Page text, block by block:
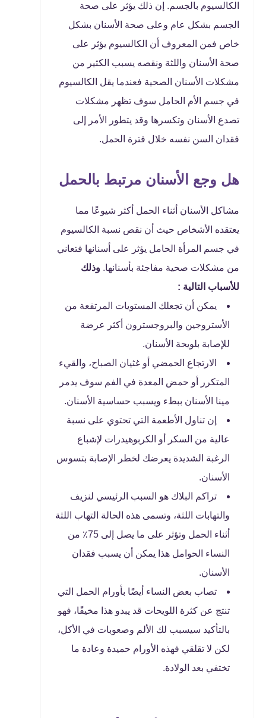
الكالسيوم بالجسم. إن ذلك يؤثر على صحة
الجسم بشكل عام وعلى صحة الأسنان بشكل
خاص فمن المعروف أن الكالسيوم يؤثر على
صحة الأسنان واللثة ونقصه يسبب الكثير من
مشكلات الأسنان الصحية فعندما يقل الكالسيوم
في جسم الأم الحامل سوف تظهر مشكلات
تصدع الأسنان وتكسرها وقد يتطور الأمر إلى
فقدان السن نفسه خلال فترة الحمل.
هل وجع الأسنان مرتبط بالحمل
مشاكل الأسنان أثناء الحمل أكثر شيوعًا مما
يعتقده الأشخاص حيث أن نقص نسبة الكالسيوم
في جسم المرأة الحامل يؤثر على أسنانها فتعاني
من مشكلات صحية مفاجئة بأسنانها. وذلك
للأسباب التالية :
يمكن أن تجعلك المستويات المرتفعة من
الأستروجين والبروجسترون أكثر عرضة
للإصابة بلويحة الأسنان.
الارتجاع الحمضي أو غثيان الصباح، والقيء
المتكرر أو حمض المعدة في الفم سوف يدمر
مينا الأسنان ببطء ويسبب حساسية الأسنان.
إن تناول الأطعمة التي تحتوي على نسبة
عالية من السكر أو الكربوهيدرات لإشباع
الرغبة الشديدة يعرضك لخطر الإصابة بتسوس
الأسنان.
تراكم البلاك هو السبب الرئيسي لنزيف
والتهابات اللثة، وتسمى هذه الحالة التهاب اللثة
أثناء الحمل وتؤثر على ما يصل إلى 75٪ من
النساء الحوامل هذا يمكن أن يسبب فقدان
الأسنان.
تصاب بعض النساء أيضًا بأورام الحمل التي
تنتج عن كثرة اللويحات قد يبدو هذا مخيفًا، فهو
بالتأكيد سيسبب لك الألم وصعوبات في الأكل،
لكن لا تقلقي فهذه الأورام حميدة وعادة ما
تختفي بعد الولادة.